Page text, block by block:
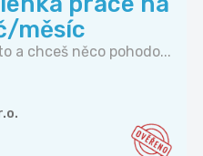
měsíc
a chceš něco pohodo...